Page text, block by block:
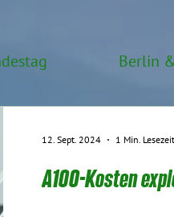
A100-Kosten
12. Sept. 2024 1 Min. Lesezeit
Berlin